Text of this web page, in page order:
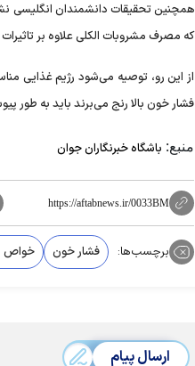
همچنین تحقیقات دانشمندان انگلیسی
که مصرف مشروبات الکلی علاوه بر
از این رو، توصیه می‌شود رژیم غذایی
فشار خون بالا رنج می‌برند باید به طور
منبع: باشگاه خبرنگاران جوان
https://aftabnews.ir/0033BM
برچسب‌ها: فشار خون خواص
ارسال پیام